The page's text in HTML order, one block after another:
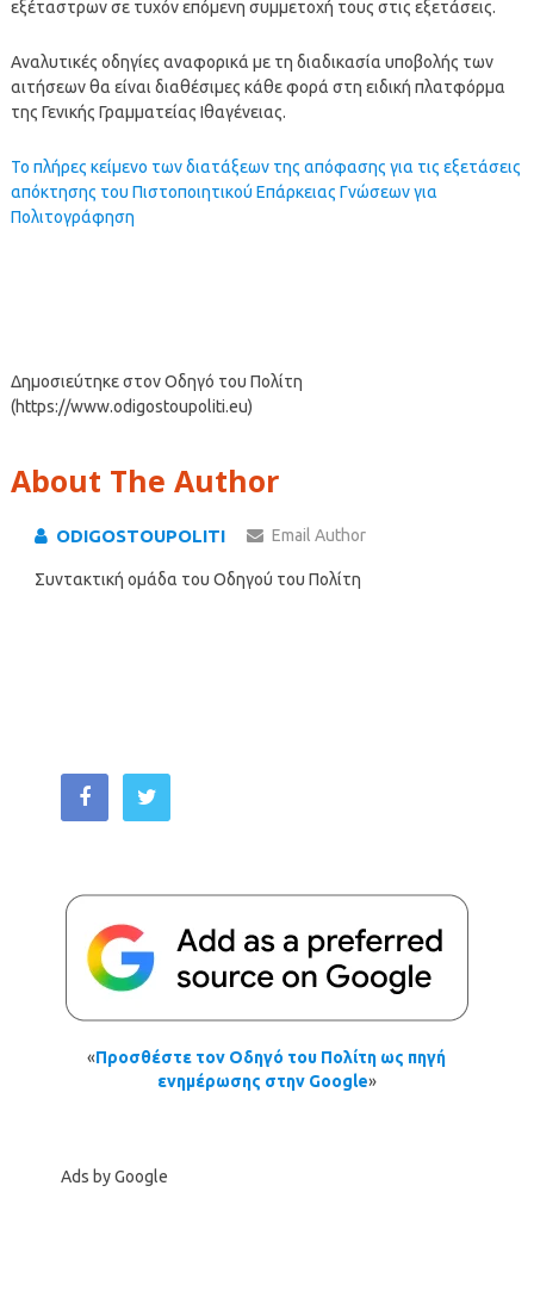
εξέταστρων σε τυχόν επόμενη συμμετοχή τους στις εξετάσεις.
Αναλυτικές οδηγίες αναφορικά με τη διαδικασία υποβολής των
αιτήσεων θα είναι διαθέσιμες κάθε φορά στη ειδική πλατφόρμα
της Γενικής Γραμματείας Ιθαγένειας.
Το πλήρες κείμενο των διατάξεων της απόφασης για τις εξετάσεις
απόκτησης του Πιστοποιητικού Επάρκειας Γνώσεων για
Πολιτογράφηση
Δημοσιεύτηκε στον Οδηγό του Πολίτη
(https://www.odigostoupoliti.eu)
About The Author
ODIGOSTOUPOLITI Email Author
Συντακτική ομάδα του Οδηγού του Πολίτη
«Προσθέστε τον Οδηγό του Πολίτη ως πηγή
ενημέρωσης στην Google»
Ads by Google